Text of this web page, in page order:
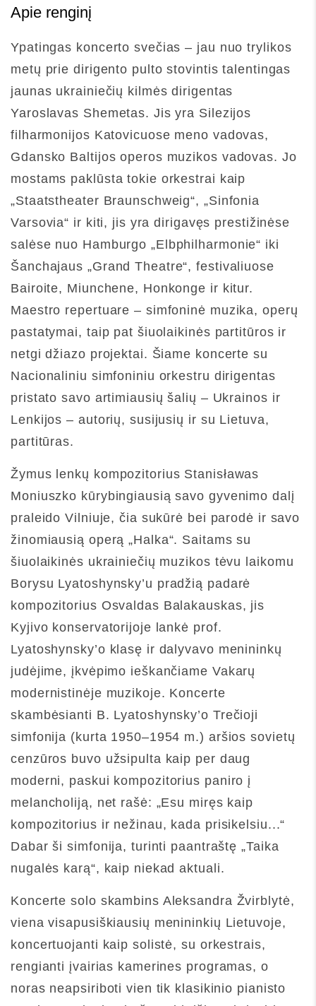
Apie renginį
Ypatingas koncerto svečias – jau nuo trylikos
metų prie dirigento pulto stovintis talentingas
jaunas ukrainiečių kilmės dirigentas
Yaroslavas Shemetas. Jis yra Silezijos
filharmonijos Katovicuose meno vadovas,
Gdansko Baltijos operos muzikos vadovas. Jo
mostams paklūsta tokie orkestrai kaip
„Staatstheater Braunschweig“, „Sinfonia
Varsovia“ ir kiti, jis yra dirigavęs prestižinėse
salėse nuo Hamburgo „Elbphilharmonie“ iki
Šanchajaus „Grand Theatre“, festivaliuose
Bairoite, Miunchene, Honkonge ir kitur.
Maestro repertuare – simfoninė muzika, operų
pastatymai, taip pat šiuolaikinės partitūros ir
netgi džiazo projektai. Šiame koncerte su
Nacionaliniu simfoniniu orkestru dirigentas
pristato savo artimiausių šalių – Ukrainos ir
Lenkijos – autorių, susijusių ir su Lietuva,
partitūras.
Žymus lenkų kompozitorius Stanisławas
Moniuszko kūrybingiausią savo gyvenimo dalį
praleido Vilniuje, čia sukūrė bei parodė ir savo
žinomiausią operą „Halka“. Saitams su
šiuolaikinės ukrainiečių muzikos tėvu laikomu
Borysu Lyatoshynsky’u pradžią padarė
kompozitorius Osvaldas Balakauskas, jis
Kyjivo konservatorijoje lankė prof.
Lyatoshynsky’o klasę ir dalyvavo menininkų
judėjime, įkvėpimo ieškančiame Vakarų
modernistinėje muzikoje. Koncerte
skambėsianti B. Lyatoshynsky’o Trečioji
simfonija (kurta 1950–1954 m.) aršios sovietų
cenzūros buvo užsipulta kaip per daug
moderni, paskui kompozitorius paniro į
melancholiją, net rašė: „Esu miręs kaip
kompozitorius ir nežinau, kada prisikelsiu...“
Dabar ši simfonija, turinti paantraštę „Taika
nugalės karą“, kaip niekad aktuali.
Koncerte solo skambins Aleksandra Žvirblytė,
viena visapusiškiausių menininkių Lietuvoje,
koncertuojanti kaip solistė, su orkestrais,
rengianti įvairias kamerines programas, o
noras neapsiriboti vien tik klasikinio pianisto